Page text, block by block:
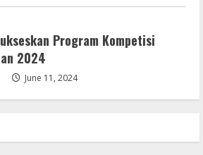
Program Kompetisi
2024
June 11, 2024